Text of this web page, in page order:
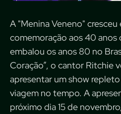
A "Menina Veneno" cresceu
comemoração aos 40 anos
embalou os anos 80 no
Coração”, o cantor Ritchie
apresentar um show
viagem no tempo. A
próximo dia 15 de